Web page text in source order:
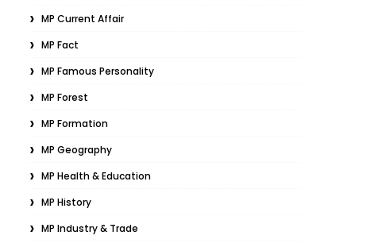
MP Current Affair
MP Fact
MP Famous Personality
MP Forest
MP Formation
MP Geography
MP Health & Education
MP History
MP Industry & Trade